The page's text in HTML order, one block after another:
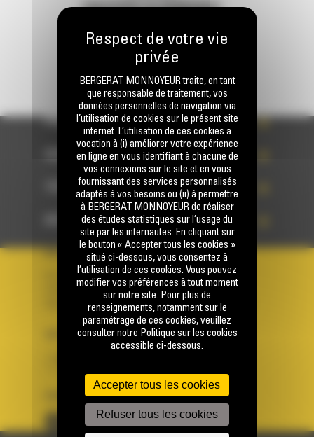
ENVOYER LA DEMANDE
PRODUITS
SERVICES
TECHNOLOGIES
ACCÈS RAPIDES
VOTRE COMPTE
Se connecter
Créer un compte
Votre avez besoin d'assistance avec votre compte ?
LANGUE
SUIVEZ-NOUS
BERGERAT MONNOYEUR traite, en tant
que responsable de traitement, vos
données personnelles de navigation via
l’utilisation de cookies sur le présent site
internet. L’utilisation de ces cookies a
vocation à (i) améliorer votre expérience
en ligne en vous identifiant à chacune de
vos connexions sur le site et en vous
fournissant des services personnalisés
adaptés à vos besoins ou (ii) à permettre
à BERGERAT MONNOYEUR de réaliser
des études statistiques sur l’usage du
site par les internautes. En cliquant sur
le bouton « Accepter tous les cookies »
situé ci-dessous, vous consentez à
l’utilisation de ces cookies. Vous pouvez
modifier vos préférences à tout moment
sur notre site. Pour plus de
renseignements, notamment sur le
paramétrage de ces cookies, veuillez
consulter notre Politique sur les cookies
accessible ci-dessous.
Accepter tous les cookies
Refuser tous les cookies